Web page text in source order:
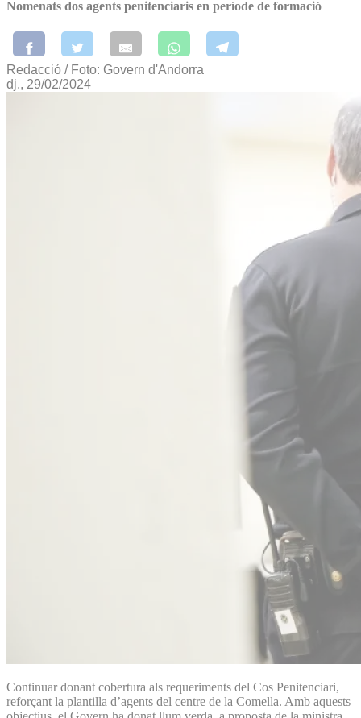
Nomenats dos agents penitenciaris en període de formació
Redacció / Foto: Govern d'Andorra
dj., 29/02/2024
Continuar donant cobertura als requeriments del Cos Penitenciari,
reforçant la plantilla d’agents del centre de la Comella. Amb aquests